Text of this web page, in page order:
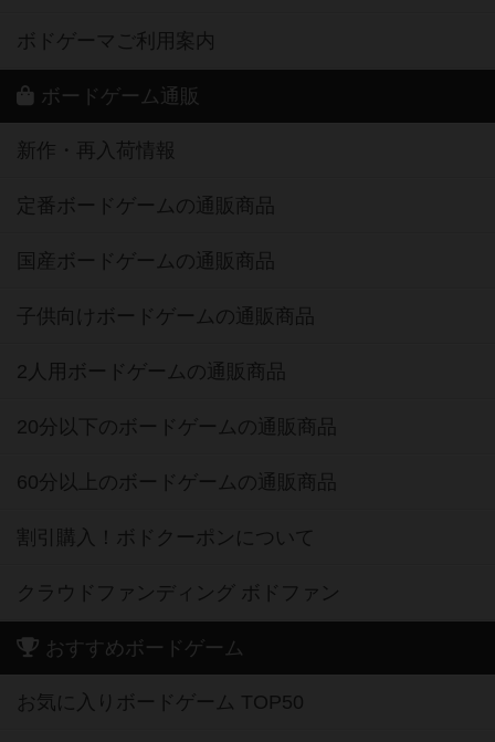
ボドゲーマご利用案内
ボードゲーム通販
新作・再入荷情報
定番ボードゲームの通販商品
国産ボードゲームの通販商品
子供向けボードゲームの通販商品
2人用ボードゲームの通販商品
20分以下のボードゲームの通販商品
60分以上のボードゲームの通販商品
割引購入！ボドクーポンについて
クラウドファンディング ボドファン
おすすめボードゲーム
お気に入りボードゲーム TOP50